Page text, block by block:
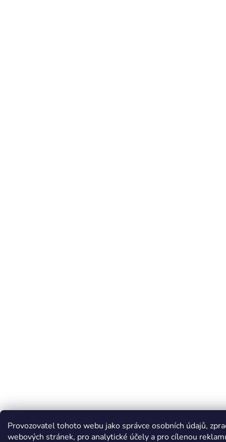
Provozovatel tohoto webu jako správce osobních údajů,
webových stránek, pro analytické účely a pro cílenou